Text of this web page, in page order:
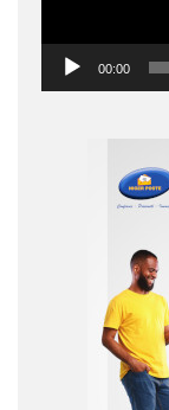
00:00